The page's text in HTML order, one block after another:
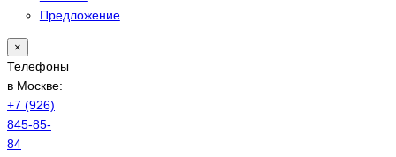
Предложение
×
Телефоны
в Москве:
+7 (926)
845-85-
84